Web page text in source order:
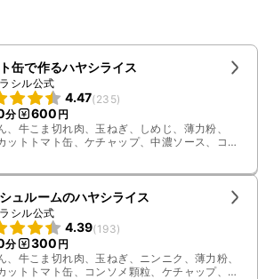
ト缶で作るハヤシライス
シル公式
4.47(235)
分 600 円
、牛こま切れ肉、玉ねぎ、しめじ、薄力粉、
ットトマト缶、ケチャップ、中濃ソース、コン
ュルームのハヤシライス
シル公式
4.39(193)
分 300 円
、牛こま切れ肉、玉ねぎ、ニンニク、薄力粉、
ットトマト缶、コンソメ顆粒、ケチャップ、ウ